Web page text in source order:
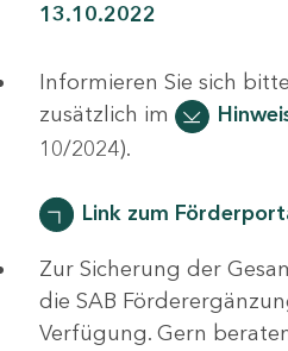
13.10.2022
Informieren Sie sich
zusätzlich im
10/2024).
Link zum
Zur Sicherung der
die SAB
Verfügung. Gern